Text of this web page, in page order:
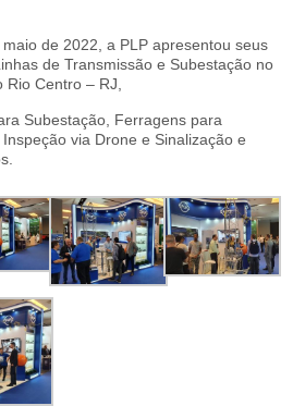
de 2022, a PLP apresentou seus
de Transmissão e Subestação no
Rio Centro – RJ,
Subestação, Ferragens para
via Drone e Sinalização e